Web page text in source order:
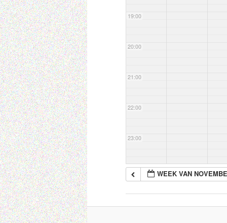
19:00
20:00
21:00
22:00
23:00
WEEK VAN